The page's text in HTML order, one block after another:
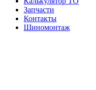
Запчасти
Контакты
Шиномонтаж